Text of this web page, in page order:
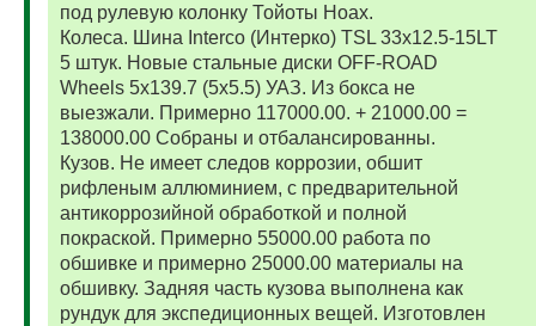
под рулевую колонку Тойоты Ноах.
Колеса. Шина Interco (Интерко) TSL 33x12.5-15LT
5 штук. Новые стальные диски OFF-ROAD
Wheels 5x139.7 (5x5.5) УАЗ. Из бокса не
выезжали. Примерно 117000.00. + 21000.00 =
138000.00 Собраны и отбалансированны.
Кузов. Не имеет следов коррозии, обшит
рифленым аллюминием, с предварительной
антикоррозийной обработкой и полной
покраской. Примерно 55000.00 работа по
обшивке и примерно 25000.00 материалы на
обшивку. Задняя часть кузова выполнена как
рундук для экспедиционных вещей. Изготовлен